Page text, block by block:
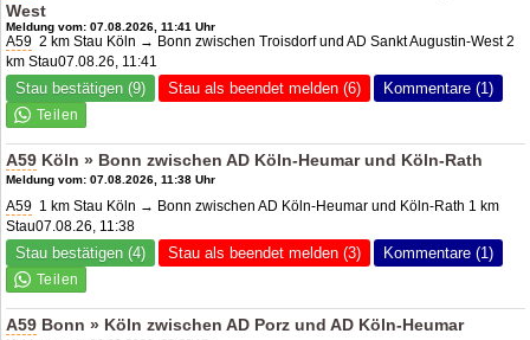
West
Meldung vom: 07.08.2026, 11:41 Uhr
A59 2 km Stau Köln → Bonn zwischen Troisdorf und AD Sankt Augustin-West 2
km Stau07.08.26, 11:41
Stau bestätigen (9) Stau als beendet melden (6) Kommentare (1)
A59 Köln » Bonn zwischenAD Köln-Heumarund Köln-Rath
Meldung vom: 07.08.2026, 11:38 Uhr
A59 1 km Stau Köln → Bonn zwischen AD Köln-Heumar und Köln-Rath 1 km
Stau07.08.26, 11:38
Stau bestätigen (4) Stau als beendet melden (3) Kommentare (1)
A59 Bonn » Köln zwischenAD Porz undAD Köln-Heumar